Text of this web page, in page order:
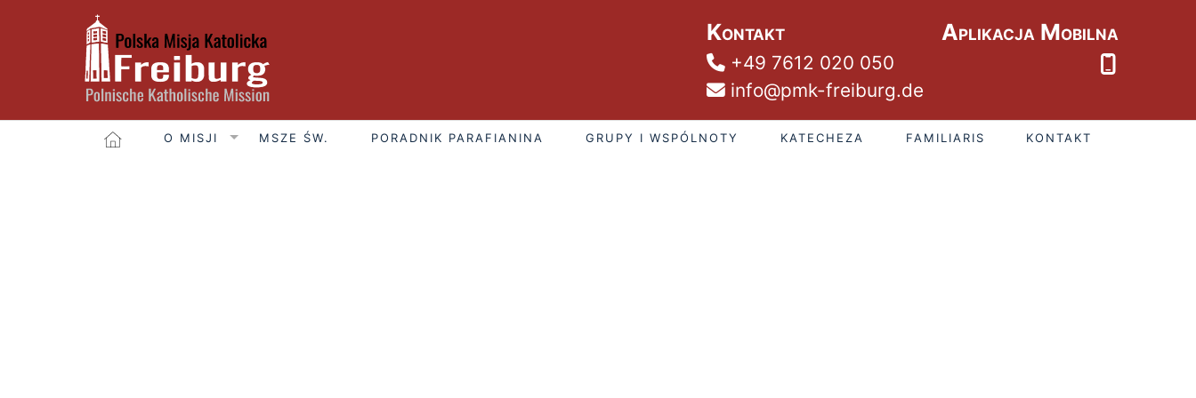
Kontakt
+49 7612 020 050
info@pmk-freiburg.de
Aplikacja Mobilna
O MISJI MSZE ŚW. PORADNIK PARAFIANINA GRUPY I WSPÓLNOTY KATECHEZA FAMILIARIS KONTAKT